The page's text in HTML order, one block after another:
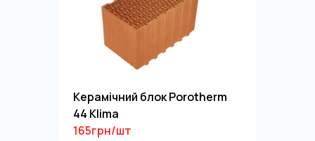
Керамічний блок Porotherm
44 Klima
165грн/шт